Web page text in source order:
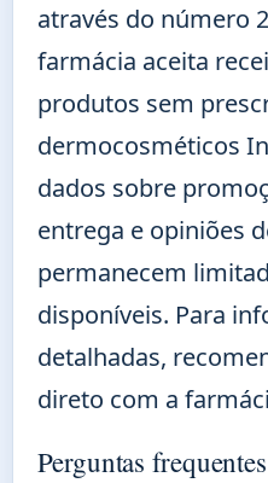
através do número
farmácia aceita
produtos sem
dermocosméticos
dados sobre
entrega e opiniões
permanecem
disponíveis. Para
detalhadas,
direto com a
Perguntas frequentes